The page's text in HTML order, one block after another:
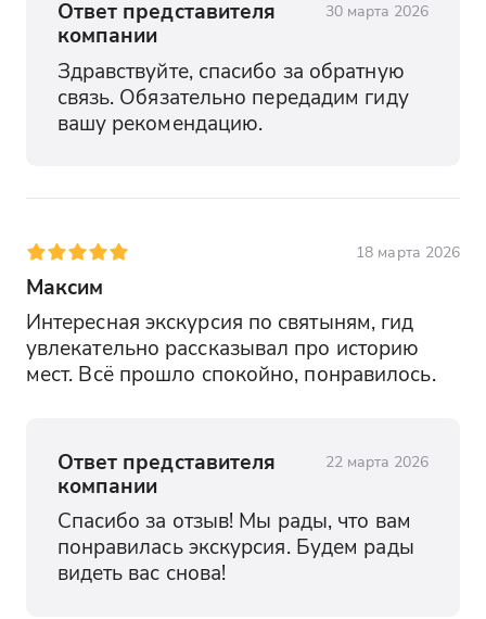
Ответ представителя
компании
30 марта 2026
Здравствуйте, спасибо за обратную
связь. Обязательно передадим гиду
вашу рекомендацию.
18 марта 2026
Максим
Интересная экскурсия по святыням, гид
увлекательно рассказывал про историю
мест. Всё прошло спокойно, понравилось.
Ответ представителя
компании
22 марта 2026
Спасибо за отзыв! Мы рады, что вам
понравилась экскурсия. Будем рады
видеть вас снова!